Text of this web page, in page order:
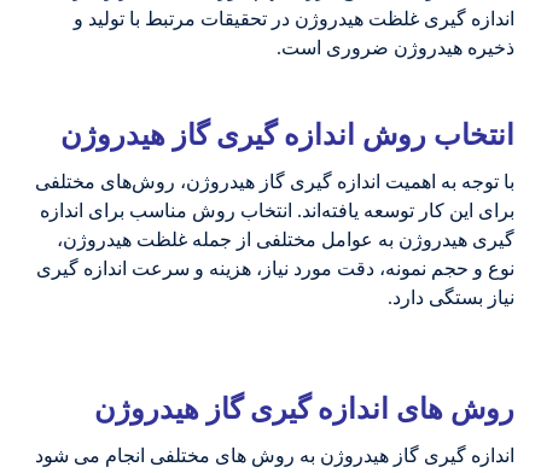
اندازه گیری غلظت هیدروژن در تحقیقات مرتبط با تولید و
ذخیره هیدروژن ضروری است.
انتخاب روش اندازه گیری گاز هیدروژن
با توجه به اهمیت اندازه گیری گاز هیدروژن، روش‌های مختلفی
برای این کار توسعه یافته‌اند. انتخاب روش مناسب برای اندازه
گیری هیدروژن به عوامل مختلفی از جمله غلظت هیدروژن،
نوع و حجم نمونه، دقت مورد نیاز، هزینه و سرعت اندازه گیری
نیاز بستگی دارد.
روش های اندازه گیری گاز هیدروژن
اندازه گیری گاز هیدروژن به روش های مختلفی انجام می شود